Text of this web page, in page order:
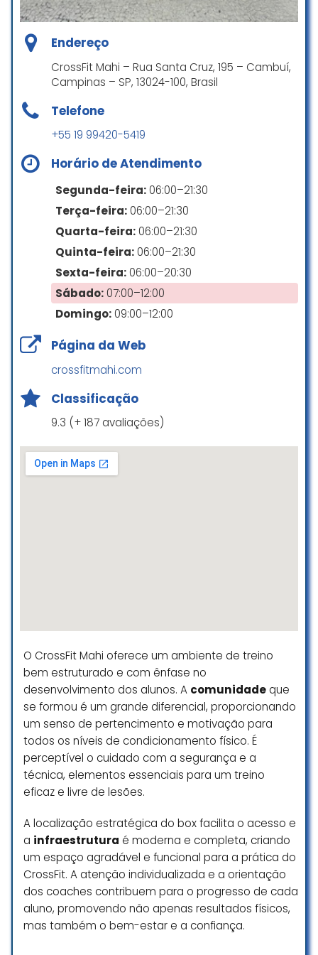
A cultura é tão forte no lugar que
até os alunos e atletas ajudam na
recepção de quem é novo
Bruno Siqueira
A academia é muito boa,
professores exemplares e
atenciosos, sempre corrigindo e
tendo uma relação ótima com os
alunos.
Kauazinxz Of Legion
Experiência incrível e impactante,
os projetos e cronogramas de aula
competitivo !!! Ali você realmente
aprende a se defender e aprende
ao Jeferson e toda equipe de
treinadores, por todo o
comprometimento e foco com
todos os alunos, tmj e bora treinar
Endereço
CrossFit Mahi – Rua Santa Cruz, 195 – Cambuí,
Campinas – SP, 13024-100, Brasil
Telefone
+55 19 99420-5419
Horário de Atendimento
Segunda-feira: 06:00–21:30
Terça-feira: 06:00–21:30
Quarta-feira: 06:00–21:30
Quinta-feira: 06:00–21:30
Sexta-feira: 06:00–20:30
Sábado: 07:00–12:00
Domingo: 09:00–12:00
Página da Web
crossfitmahi.com
Classificação
9.3 (+ 187 avaliações)
O CrossFit Mahi oferece um ambiente de treino
bem estruturado e com ênfase no
desenvolvimento dos alunos. A comunidadeque
se formou é um grande diferencial, proporcionando
um senso de pertencimento e motivação para
todos os níveis de condicionamento físico. É
perceptível o cuidado com a segurança e a
técnica, elementos essenciais para um treino
eficaz e livre de lesões.
A localização estratégica do box facilita o acesso e
a infraestrutura é moderna e completa, criando
um espaço agradável e funcional para a prática do
CrossFit. A atenção individualizada e a orientação
dos coaches contribuem para o progresso de cada
aluno, promovendo não apenas resultados físicos,
mas também o bem-estar e a confiança.